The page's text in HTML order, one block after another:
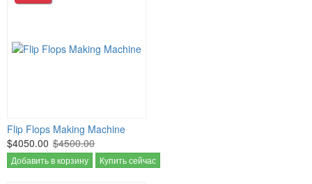
Flip Flops Making Machine
$4050.00 $4500.00
Добавить в корзину Купить сейчас